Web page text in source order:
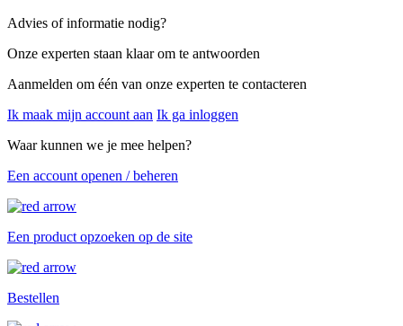
Advies of informatie nodig?
Onze experten staan klaar om te antwoorden
Aanmelden om één van onze experten te contacteren
Ik maak mijn account aan Ik ga inloggen
Waar kunnen we je mee helpen?
Een account openen / beheren
Een product opzoeken op de site
Bestellen